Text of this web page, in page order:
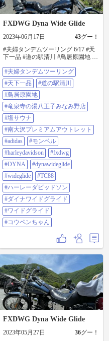
FXDWG Dyna Wide Glide
2023年06月17日 43グー！
#夫婦タンデムツーリング 6/17 #天
下一品 #道の駅清川 #鳥居原園地 #
ウナ #南大沢プレミアムアウトレッ
ト #adidas #モンベル #harleydavidson
#fxdwg #dyna #dynawideglide
#wideglide #tc88 #ハーレーダビッド
ソン #ダイナワイドグライド #ワイ
ドグライド #コウペンちゃん
#夫婦タンデムツーリング
#天下一品
#道の駅清川
#鳥居原園地
#竜泉寺の湯八王子みなみ野店
#塩サウナ
#南大沢プレミアムアウトレット
#adidas
#モンベル
#harleydavidson
#fxdwg
#DYNA
#dynawideglide
#wideglide
#TC88
#ハーレーダビッドソン
#ダイナワイドグライド
#ワイドグライド
#コウペンちゃん
FXDWG Dyna Wide Glide
2023年05月27日 36グー！